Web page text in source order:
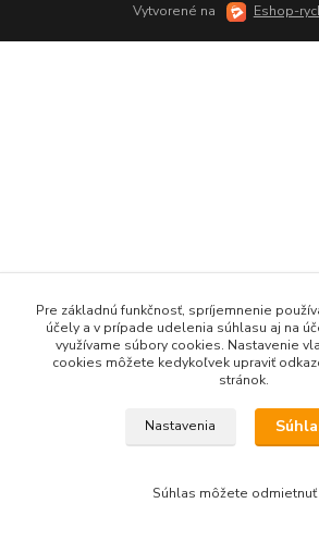
Vytvorené na Eshop-
Pre základnú funkčnosť, spríjemnenie
účely a v prípade udelenia súhlasu aj na
využívame súbory cookies. Nastavenie
cookies môžete kedykoľvek upraviť
stránok.
Nastavenia
Súhlas môžete odmietnuť